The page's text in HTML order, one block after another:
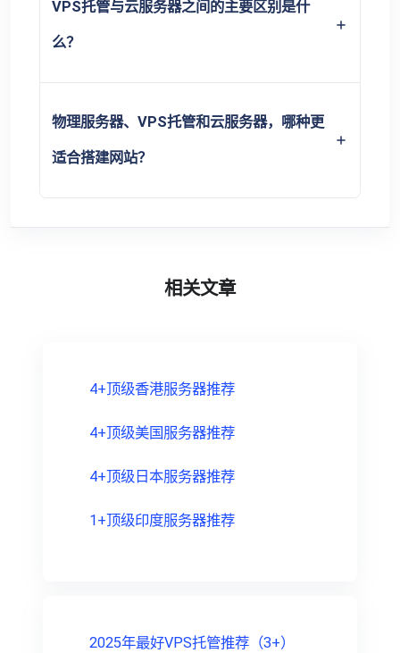
VPS托管与云服务器之间的主要区别是什
么？
物理服务器、VPS托管和云服务器，哪种更
适合搭建网站？
相关文章
4+顶级香港服务器推荐
4+顶级美国服务器推荐
4+顶级日本服务器推荐
1+顶级印度服务器推荐
2025年最好VPS托管推荐（3+）